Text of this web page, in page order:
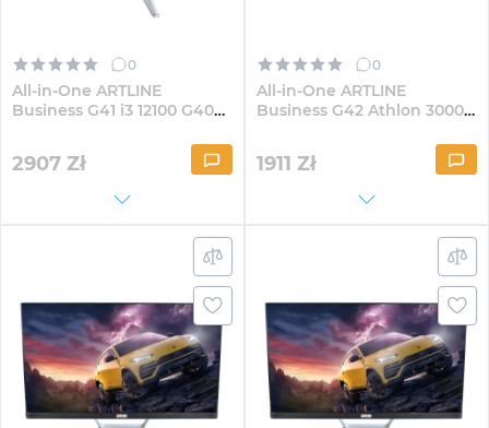
0
All-in-One ARTLINE
Business G41 i3 12100 G40W
2907 Zł
0
All-in-One ARTLINE
Business G42 Athlon 3000G
1911 Zł